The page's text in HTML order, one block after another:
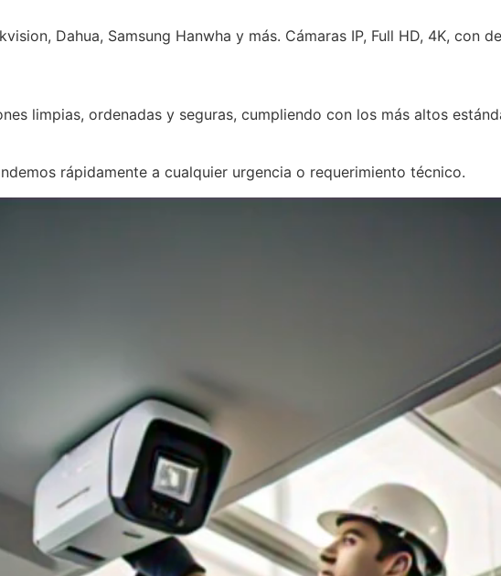
Dahua, Samsung Hanwha y más. Cámaras IP, Full HD, 4K, con
limpias, ordenadas y seguras, cumpliendo con los más altos
rápidamente a cualquier urgencia o requerimiento técnico.